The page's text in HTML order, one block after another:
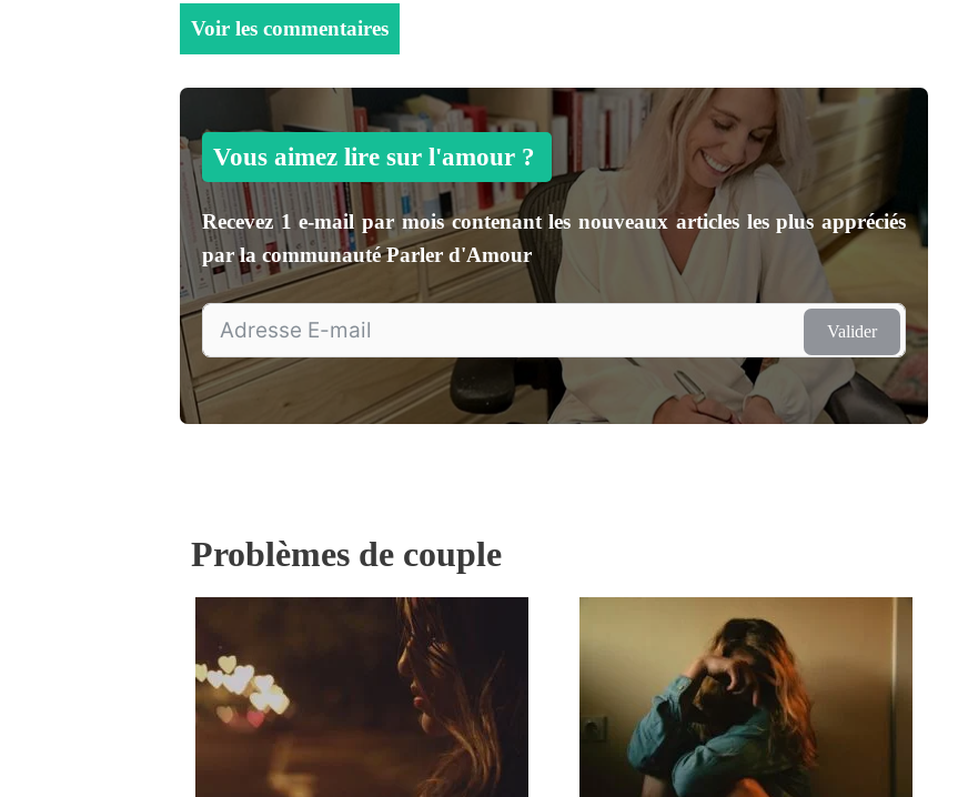
Voir les commentaires
Vous aimez lire sur l'amour ?
Recevez1 e-mail par moiscontenant les nouveaux articles les plus appréciés
par la communautéParler d'Amour
Valider
Problèmes de couple